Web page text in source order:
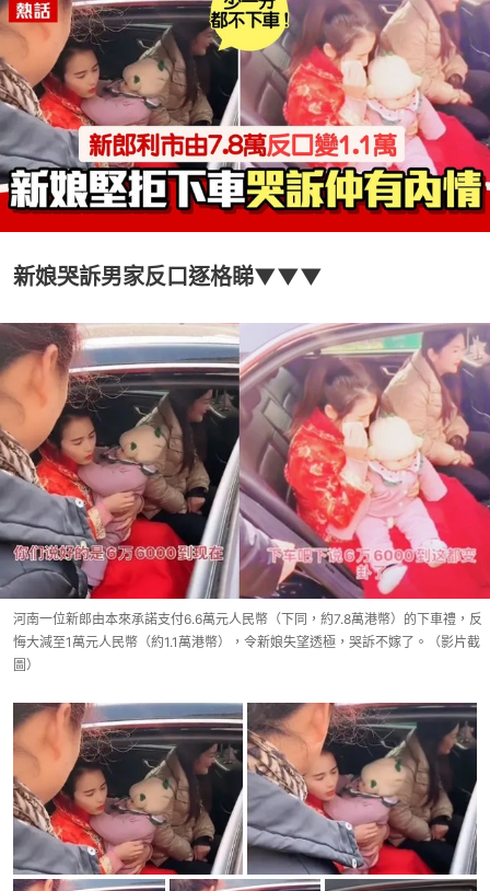
新娘哭訴男家反口逐格睇▼▼▼
河南一位新郎由本來承諾支付6.6萬元人民幣（下同，約7.8萬港幣）的下車禮，反
悔大減至1萬元人民幣（約1.1萬港幣），令新娘失望透極，哭訴不嫁了。（影片截
圖）